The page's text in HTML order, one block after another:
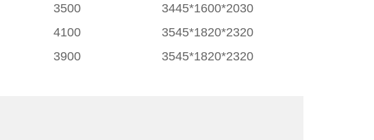
3500
3445*1600*2030
4100
3545*1820*2320
3900 3545*1820*2320